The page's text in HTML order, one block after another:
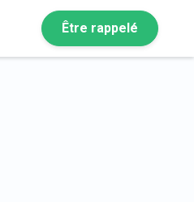
Être rappelé